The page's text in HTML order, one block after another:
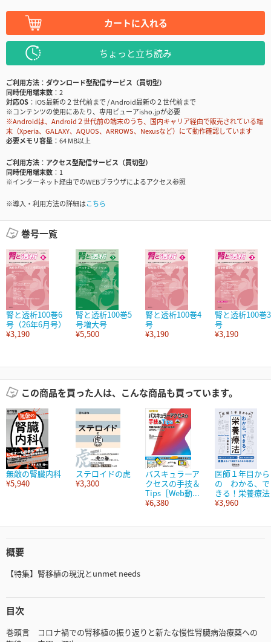
カートに入れる
ちょっと立ち読み
ご利用方法
ダウンロード型配信サービス（買切型）
同時使用端末数
2
対応OS
iOS最新の２世代前まで / Android最新の２世代前まで
※コンテンツの使用にあたり、専用ビューアisho.jpが必要
※Androidは、Android２世代前の端末のうち、国内キャリア経由で販売されている端
末（Xperia、GALAXY、AQUOS、ARROWS、Nexusなど）にて動作確認しています
必要メモリ容量
64 MB以上
ご利用方法
アクセス型配信サービス（買切型）
同時使用端末数
1
※インターネット経由でのWEBブラウザによるアクセス参照
※導入・利用方法の詳細はこちら
巻号一覧
腎と透析100巻6
号（26年6月号）
¥3,190
腎と透析100巻5
号増大号
¥5,500
腎と透析100巻4
号
¥3,190
腎と透析100巻3
号
¥3,190
この商品を買った人は、こんな商品も買っています。
無敵の腎臓内科
¥5,940
ステロイドの虎
¥3,300
バスキュラーア
クセスの手技＆
Tips［Web動...
¥6,380
医師１年目から
の わかる、で
きる！栄養療法
¥3,960
概要
【特集】腎移植の現況とunmet needs
目次
巻頭言 コロナ禍での腎移植の振り返りと新たな慢性腎臓病治療薬への